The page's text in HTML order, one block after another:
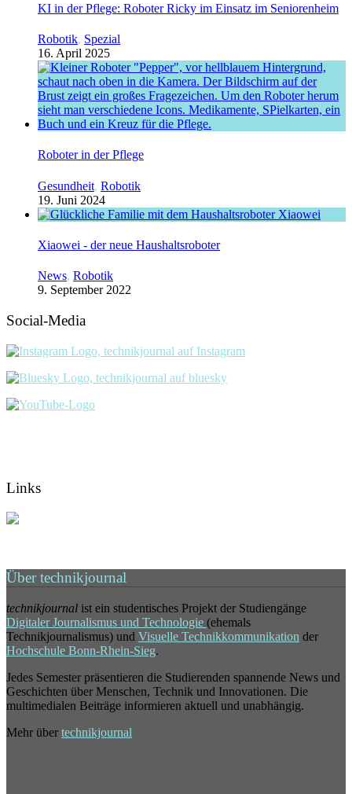
KI in der Pflege: Roboter Ricky im Einsatz im Seniorenheim
Robotik, Spezial
16. April 2025
Roboter in der Pflege
Gesundheit, Robotik
19. Juni 2024
Xiaowei - der neue Haushaltsroboter
News, Robotik
9. September 2022
Social-Media
Links
Über technikjournal
technikjournal ist ein studentisches Projekt der Studiengänge
Digitaler Journalismus und Technologie (ehemals
Technikjournalismus) und Visuelle Technikkommunikation der
Hochschule Bonn-Rhein-Sieg.
Jedes Semester präsentieren die Studierenden spannende News und
Geschichten über Menschen, Technik und Innovationen. Die
multimedialen Beiträge informieren aktuell und unabhängig.
Mehr über technikjournal